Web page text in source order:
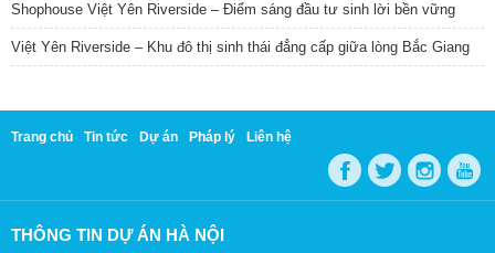
Shophouse Việt Yên Riverside – Điểm sáng đầu tư sinh lời bền vững
Việt Yên Riverside – Khu đô thị sinh thái đẳng cấp giữa lòng Bắc Giang
Trang chủ Tin tức Dự án Pháp lý Liên hệ
THÔNG TIN DỰ ÁN HÀ NỘI